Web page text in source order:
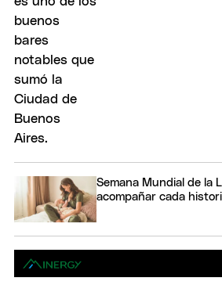
Semana Mundial de la
acompañar cada